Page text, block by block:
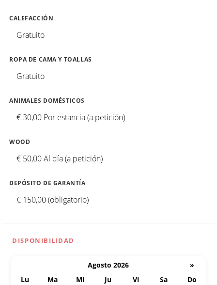
CALEFACCIÓN
Gratuito
ROPA DE CAMA Y TOALLAS
Gratuito
ANIMALES DOMÉSTICOS
€ 30,00 Por estancia (a petición)
WOOD
€ 50,00 Al día (a petición)
DEPÓSITO DE GARANTÍA
€ 150,00 (obligatorio)
DISPONIBILIDAD
Agosto 2026
»
Lu
Ma Mi Ju Vi Sa
Do